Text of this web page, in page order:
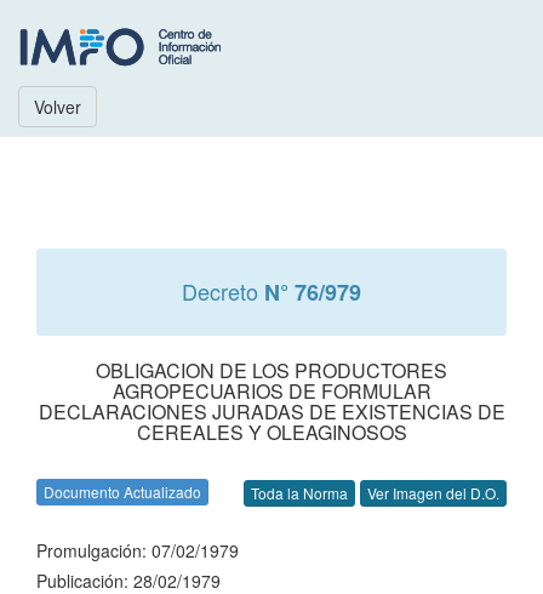
Volver
Decreto N° 76/979
OBLIGACION DE LOS PRODUCTORES
AGROPECUARIOS DE FORMULAR
DECLARACIONES JURADAS DE EXISTENCIAS DE
CEREALES Y OLEAGINOSOS
Documento Actualizado Toda la Norma Ver Imagen del D.O.
Promulgación: 07/02/1979
Publicación: 28/02/1979